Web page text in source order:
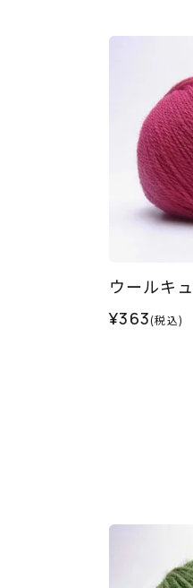
ウールキ
¥363(税込)